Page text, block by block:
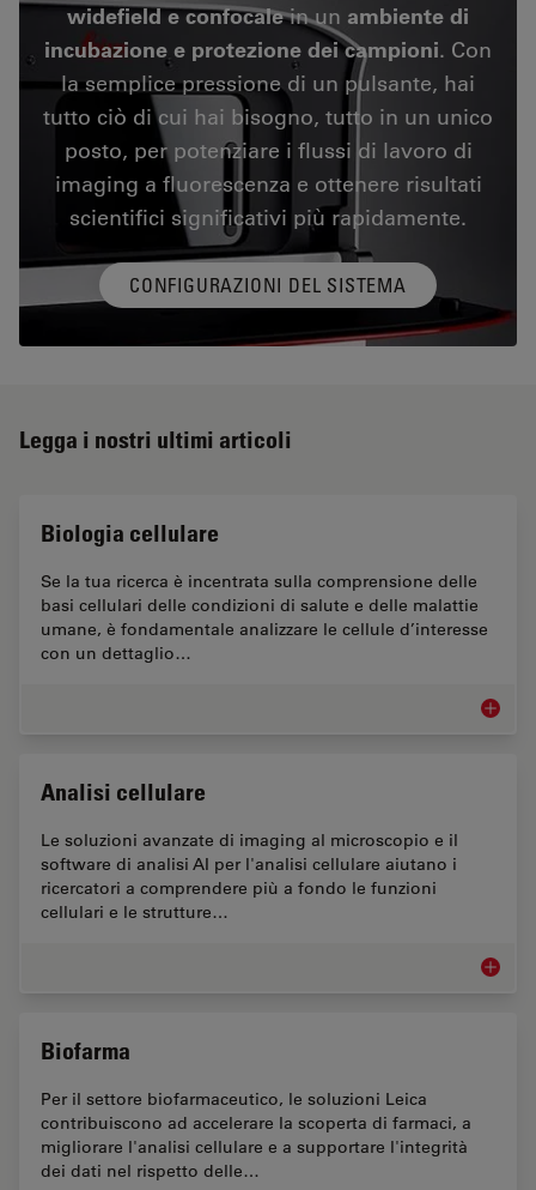
widefield e confocalein un ambiente di
incubazione e protezione dei campioni. Con
la semplice pressione di un pulsante, hai
tutto ciò di cui hai bisogno, tutto in un unico
posto, per potenziare i flussi di lavoro di
imaging a fluorescenza e ottenere risultati
scientifici significativi più rapidamente.
CONFIGURAZIONI DEL SISTEMA
Legga i nostri ultimi articoli
Biologia cellulare
Se la tua ricerca è incentrata sulla comprensione delle
basi cellulari delle condizioni di salute e delle malattie
umane, è fondamentale analizzare le cellule d’interesse
con un dettaglio…
Analisi cellulare
Le soluzioni avanzate di imaging al microscopio e il
software di analisi AI per l'analisi cellulare aiutano i
ricercatori a comprendere più a fondo le funzioni
cellulari e le strutture…
Analisi
Biofarma
Per il settore biofarmaceutico, le soluzioni Leica
contribuiscono ad accelerare la scoperta di farmaci, a
migliorare l'analisi cellulare e a supportare l'integrità
dei dati nel rispetto delle…